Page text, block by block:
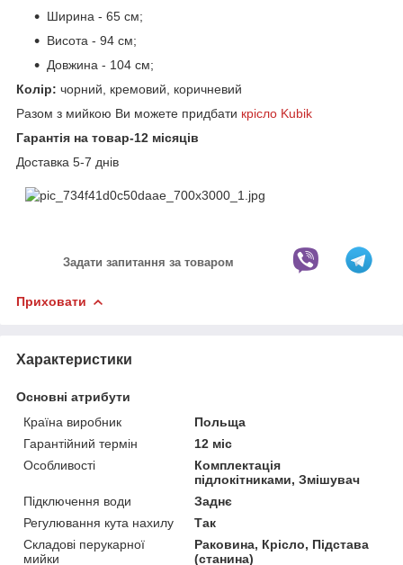
Ширина - 65 см;
Висота - 94 см;
Довжина - 104 см;
Колір: чорний, кремовий, коричневий
Разом з мийкою Ви можете придбати крісло Kubik
Гарантія на товар-12 місяців
Доставка 5-7 днів
Задати запитання за товаром
Приховати
Характеристики
Основні атрибути
Країна виробник
Польща
Гарантійний термін
12 міс
Особливості
Комплектація
підлокітниками, Змішувач
Підключення води
Заднє
Регулювання кута нахилу
Так
Складові перукарної
мийки
Раковина, Крісло, Підстава
(станина)